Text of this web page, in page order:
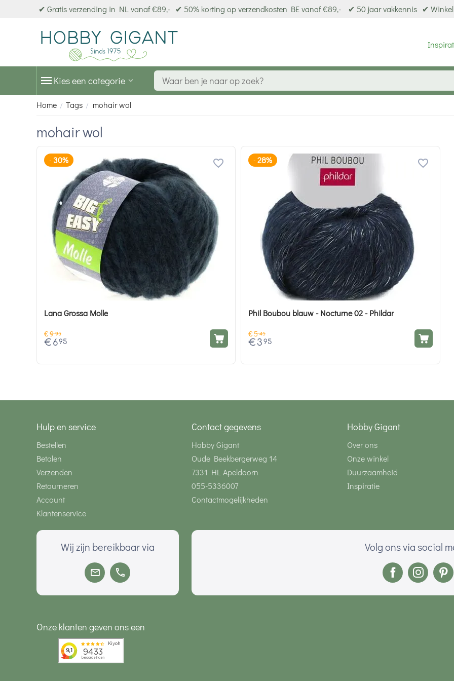
✔ Gratis verzending in NL vanaf €89,- ✔ 50% korting op verzendkosten BE vanaf €89,- ✔ 50 jaar vakkennis ✔
Kies een categorie
Home / Tags / mohair wol
mohair wol
- 30%
Lana Grossa Molle
€9 95
€ 6 95
- 28%
Phil Boubou blauw - Nocturne 02 - Phildar
€5 45
€ 3 95
Hulp en service
Bestellen
Betalen
Verzenden
Retourneren
Account
Klantenservice
Contact gegevens
Hobby Gigant
Oude Beekbergerweg 14
7331 HL Apeldoorn
055-5336007
Contactmogelijkheden
Hobby Gigant
Over ons
Onze winkel
Duurzaamheid
Inspiratie
Wij zijn bereikbaar via Volg ons via social
Onze klanten geven ons een